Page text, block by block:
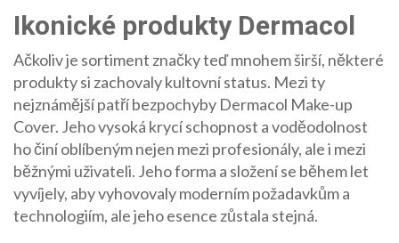
Ikonické produkty Dermacol
Ačkoliv je sortiment značky teď mnohem širší, některé
produkty si zachovaly kultovní status. Mezi ty
nejznámější patří bezpochyby Dermacol Make-up
Cover. Jeho vysoká krycí schopnost a voděodolnost
ho činí oblíbeným nejen mezi profesionály, ale i mezi
běžnými uživateli. Jeho forma a složení se během let
vyvíjely, aby vyhovovaly moderním požadavkům a
technologiím, ale jeho esence zůstala stejná.